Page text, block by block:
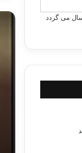
می گردد